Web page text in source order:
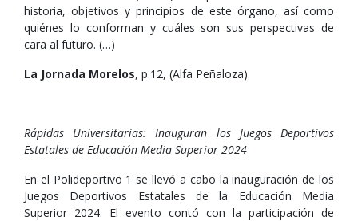
historia, objetivos y principios de este órgano, así como
quiénes lo conforman y cuáles son sus perspectivas de
cara al futuro. (…)
La Jornada Morelos, p.12, (Alfa Peñaloza).
Rápidas Universitarias: Inauguran los Juegos Deportivos
Estatales de Educación Media Superior 2024
En el Polideportivo 1 se llevó a cabo la inauguración de los
Juegos Deportivos Estatales de la Educación Media
Superior 2024. El evento contó con la participación de